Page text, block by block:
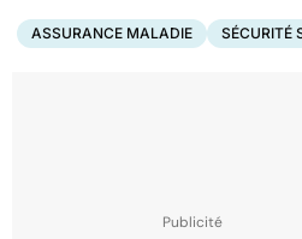
ASSURANCE MALADIE SÉCURITÉ